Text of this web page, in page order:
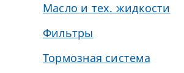
Масло и тех. жидкости
Фильтры
Тормозная система